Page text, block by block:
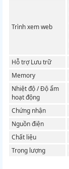
Trình xem web
Hỗ trợ Lưu trữ
Memory
Nhiệt độ / Độ ẩm
hoạt động
Chứng nhận
Nguồn điện
Chất liệu
Trọng lượng